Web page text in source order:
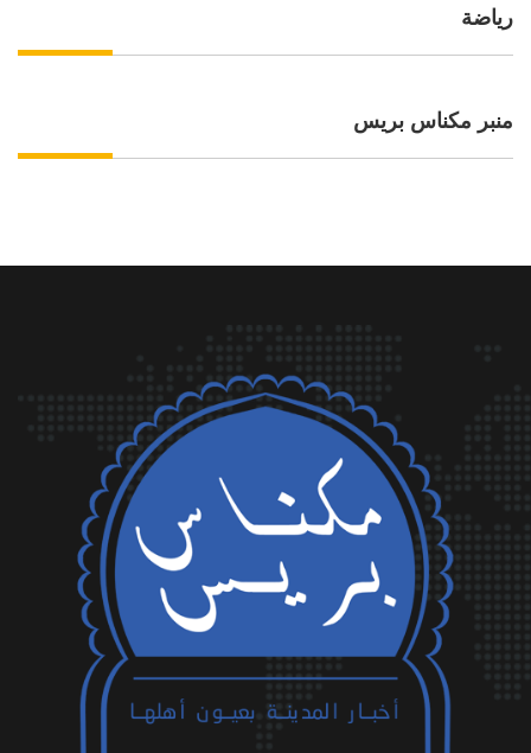
رياضة
منبر مكناس بريس